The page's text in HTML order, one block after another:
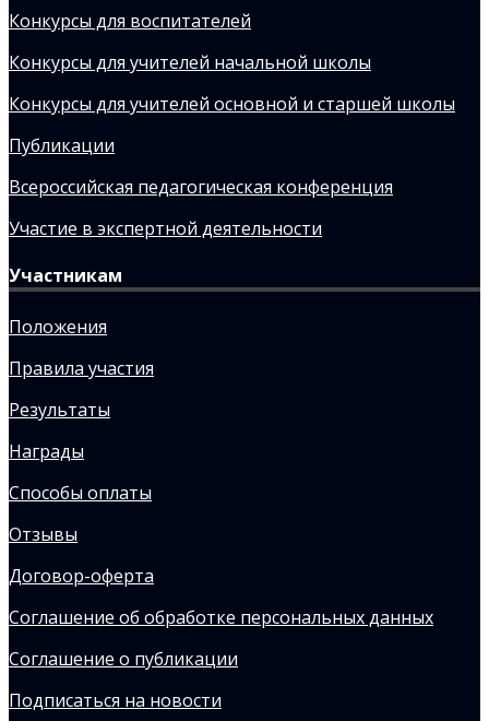
Конкурсы для воспитателей
Конкурсы для учителей начальной школы
Конкурсы для учителей основной и старшей школы
Публикации
Всероссийская педагогическая конференция
Участие в экспертной деятельности
Участникам
Положения
Правила участия
Результаты
Награды
Способы оплаты
Отзывы
Договор-оферта
Соглашение об обработке персональных данных
Соглашение о публикации
Подписаться на новости